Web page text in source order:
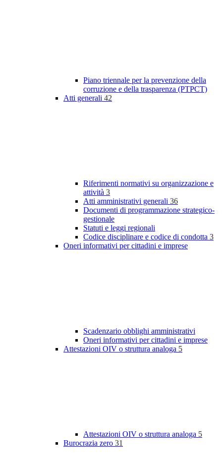
Piano triennale per la prevenzione della
corruzione e della trasparenza (PTPCT)
Atti generali 42
Riferimenti normativi su organizzazione e
attività 3
Atti amministrativi generali 36
Documenti di programmazione strategico-
gestionale
Statuti e leggi regionali
Codice disciplinare e codice di condotta 3
Oneri informativi per cittadini e imprese
Scadenzario obblighi amministrativi
Oneri informativi per cittadini e imprese
Attestazioni OIV o struttura analoga 5
Attestazioni OIV o struttura analoga 5
Burocrazia zero 31